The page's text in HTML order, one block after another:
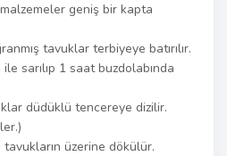
geniş bir kapta
tavuklar terbiyeye batırılır.
sarılıp 1 saat buzdolabında
düdüklü tencereye dizilir.
üzerine dökülür.